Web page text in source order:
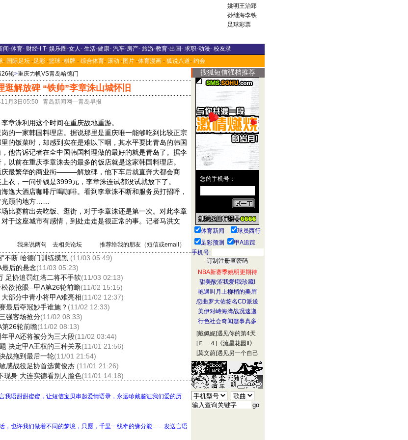
姚明王治郅
孙继海李铁
足球彩票
闻-体育- 财经-I T- 娱乐圈-女人- 生活-健康- 汽车-房产- 旅游-教育-出国- 求职-动漫- 校友录
- 国际足坛 -足彩 -篮球 -棋牌 - 综合体育- 滚动 -图片 -体育漫画 - 狐说八道- 约会
26轮>重庆力帆VS青岛哈德门
逛解放碑 “铁帅”李章洙山城怀旧
11月3日05:50 青岛新闻网—青岛早报
洙利用这个时间在重庆故地重游。
一家韩国料理店。据说那里是重庆唯一能够吃到比较正宗
的饭菜时，却感到实在是难以下咽，其水平要比青岛的韩国
他告诉记者在全中国韩国料理做的最好的就是青岛了。据李
以前在重庆李章洙去的最多的饭店就是这家韩国料理店。
最繁华的商业街———解放碑，他下车后就直奔大都会商
衣，一问价钱是3999元，李章洙连试都没试就放下了。
大酒店咖啡厅喝咖啡。看到李章洙不断和服务员打招呼，
光顾的地方……
赛前出去吃饭、逛街，对于李章洙还是第一次。对此李章
于这座城市有感情，到处走走是很正常的事。记者马洪文
我来说两句 去相关论坛 推荐给我的朋友（短信或email）
不断 哈德门训练摸黑 (11/03 05:49)
后的悬念(11/03 05:23)
足协追罚红塔二将不手软(11/03 02:13)
欲抢眼--甲A第26轮前瞻(11/02 15:15)
部分中青小将甲A难亮相(11/02 12:37)
最后夺冠妙手谁施？ (11/02 12:33)
强客场抢分(11/02 08:33)
第26轮前瞻(11/02 08:13)
甲A还将被分为三大段(11/02 03:44)
决定甲A王权的三种关系(11/01 21:56)
战拖到最后一轮(11/01 21:54)
感战役足协首选黄俊杰 (11/01 21:26)
现身 大连实德看别人脸色(11/01 14:18)
我语甜甜蜜蜜，让短信宝贝串起爱情语录，永远珍藏鉴证我们爱的历
，也许我们做着不同的梦境，只愿，千里一线牵的缘分能……发送言语
搜狐短信强档推荐
体育新闻
球员西行
足彩预测
甲A追踪
手机号:
NBA新赛季姚明更期待
甜美酸涩我爱!我珍藏!
艳遇叫月上柳梢的美眉
恋曲罗大佑签名CD派送
美伊对峙海湾战况速递
行色社会奇闻趣事真多
[戴佩妮]遇见你的第4天
[Ｆ ４] 《流星花园Ⅱ》
[莫文蔚]遇见另一个自己